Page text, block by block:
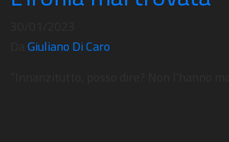
Giuliano Di Caro